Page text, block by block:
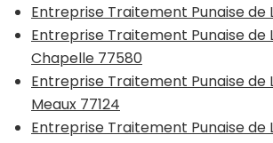
Entreprise Traitement Punaise de
Entreprise Traitement Punaise
Chapelle 77580
Entreprise Traitement Punaise de
Meaux 77124
Entreprise Traitement Punaise de